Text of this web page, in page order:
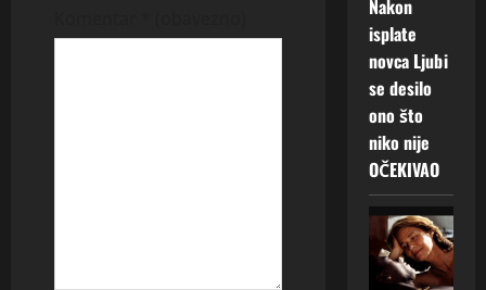
Nakon
isplate
novca Ljubi
se desilo
ono što
niko nije
OČEKIVAO